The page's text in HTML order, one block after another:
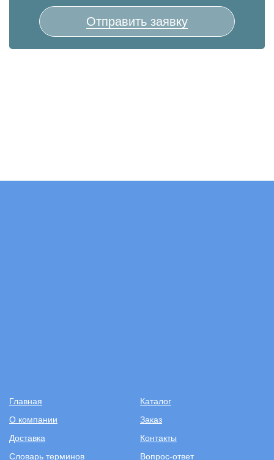
Отправить заявку
Главная
Каталог
О компании
Заказ
Доставка
Контакты
Словарь терминов
Вопрос-ответ